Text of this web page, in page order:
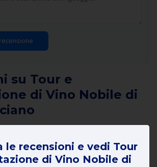
su Tour e
di Vino Nobile di
Tour e Degustazione di Vino Nobile di
Gorilla sono scritte da consumatori
reali. Non sono stati redatti da noi o da altri
le recensioni e vedi Tour
di Vino Nobile di